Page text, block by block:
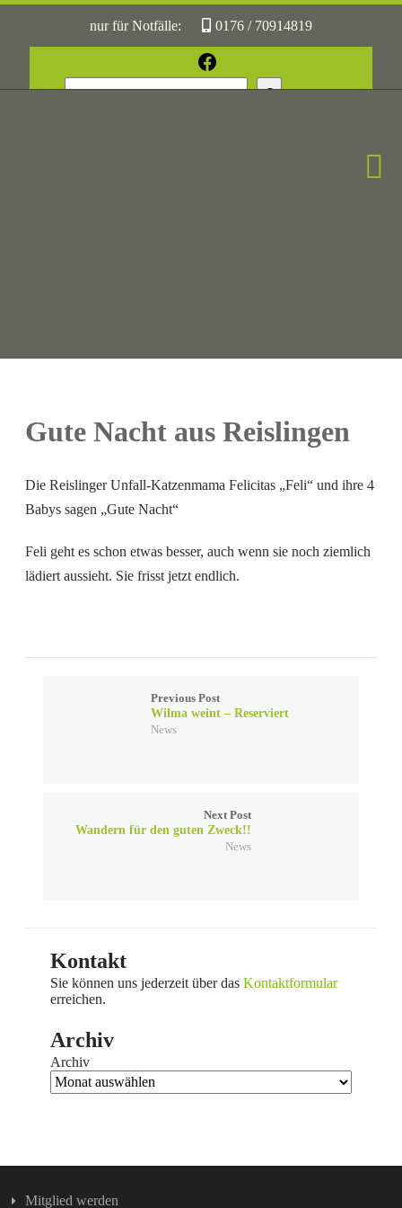
nur für Notfälle: 0176 / 70914819
05361 / 3070775
Facebook
Gute Nacht aus Reislingen
Die Reislinger Unfall-Katzenmama Felicitas „Feli“ und ihre 4
Babys sagen „Gute Nacht“
Feli geht es schon etwas besser, auch wenn sie noch ziemlich
lädiert aussieht. Sie frisst jetzt endlich.
Previous Post
Wilma weint – Reserviert
News
Next Post
Wandern für den guten Zweck!!
News
Kontakt
Sie können uns jederzeit über das Kontaktformular
erreichen.
Archiv
Archiv
Mitglied werden